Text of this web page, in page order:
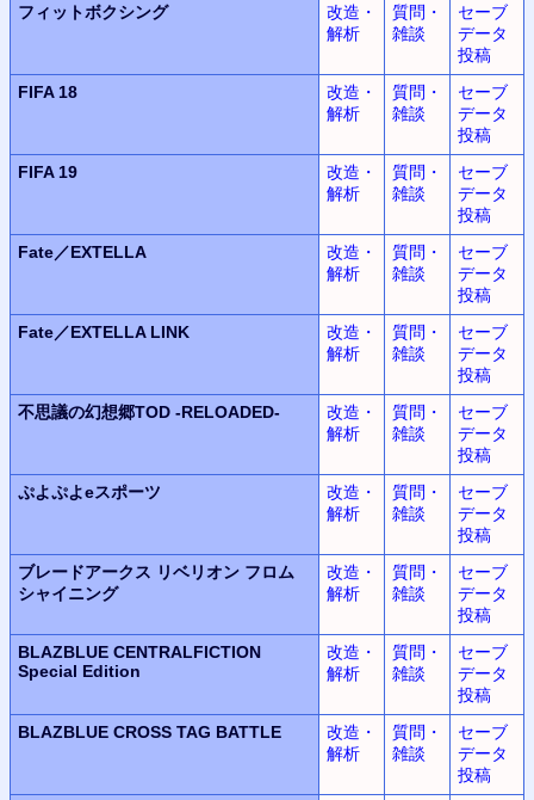
フィットボクシング
改造・
解析
質問・
雑談
セーブ
データ
投稿
FIFA 18
改造・
解析
質問・
雑談
セーブ
データ
投稿
FIFA 19
改造・
解析
質問・
雑談
セーブ
データ
投稿
Fate／EXTELLA
改造・
解析
質問・
雑談
セーブ
データ
投稿
Fate／EXTELLA LINK
改造・
解析
質問・
雑談
セーブ
データ
投稿
不思議の幻想郷TOD -RELOADED-
改造・
解析
質問・
雑談
セーブ
データ
投稿
ぷよぷよeスポーツ
改造・
解析
質問・
雑談
セーブ
データ
投稿
ブレードアークス リベリオン フロム
シャイニング
改造・
解析
質問・
雑談
セーブ
データ
投稿
BLAZBLUE CENTRALFICTION
Special Edition
改造・
解析
質問・
雑談
セーブ
データ
投稿
BLAZBLUE CROSS TAG BATTLE
改造・
解析
質問・
雑談
セーブ
データ
投稿